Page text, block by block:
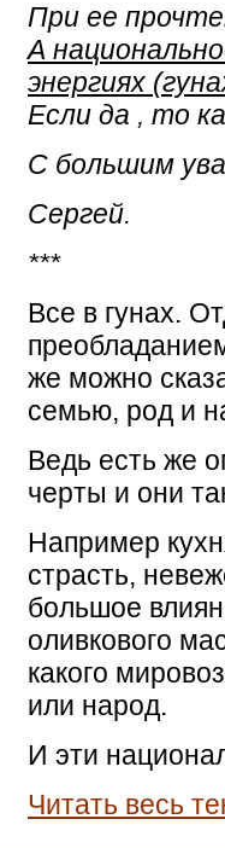
При ее
А
энергиях
Если да , то
С большим
Сергей.
***
Все в гунах.
же можно
семью, род и
Ведь есть же
черты и они
Например
страсть,
большое
оливкового
какого
или народ.
И эти
Читать весь